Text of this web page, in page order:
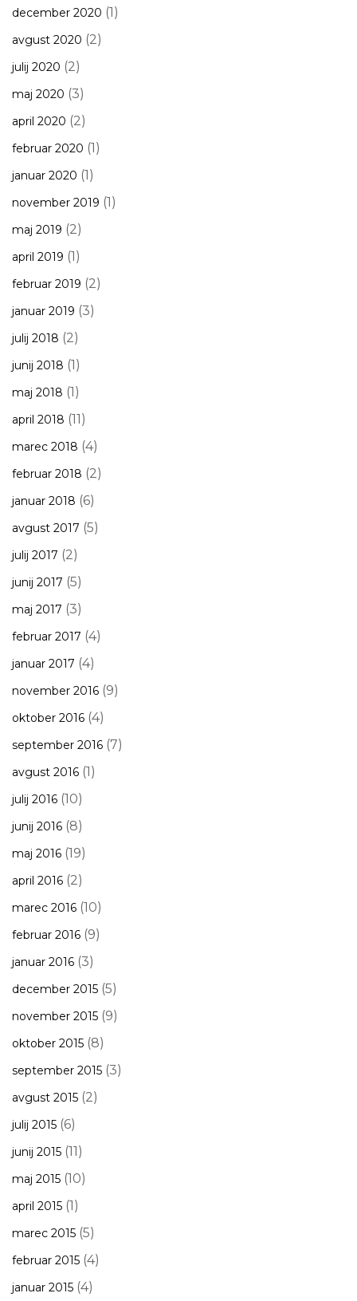
december 2020 (1)
avgust 2020 (2)
julij 2020 (2)
maj 2020 (3)
april 2020 (2)
februar 2020 (1)
januar 2020 (1)
november 2019 (1)
maj 2019 (2)
april 2019 (1)
februar 2019 (2)
januar 2019 (3)
julij 2018 (2)
junij 2018 (1)
maj 2018 (1)
april 2018 (11)
marec 2018 (4)
februar 2018 (2)
januar 2018 (6)
avgust 2017 (5)
julij 2017 (2)
junij 2017 (5)
maj 2017 (3)
februar 2017 (4)
januar 2017 (4)
november 2016 (9)
oktober 2016 (4)
september 2016 (7)
avgust 2016 (1)
julij 2016 (10)
junij 2016 (8)
maj 2016 (19)
april 2016 (2)
marec 2016 (10)
februar 2016 (9)
januar 2016 (3)
december 2015 (5)
november 2015 (9)
oktober 2015 (8)
september 2015 (3)
avgust 2015 (2)
julij 2015 (6)
junij 2015 (11)
maj 2015 (10)
april 2015 (1)
marec 2015 (5)
februar 2015 (4)
januar 2015 (4)